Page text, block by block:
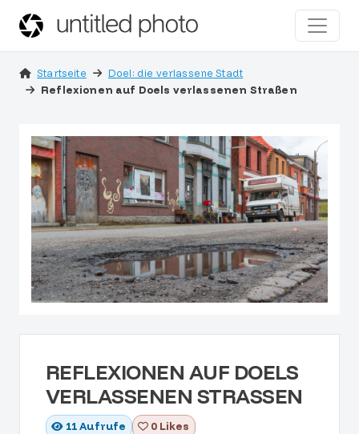
Startseite
Doel: die verlassene Stadt
Reflexionen auf Doels verlassenen Straßen
REFLEXIONEN AUF DOELS
VERLASSENEN STRASSEN
11Aufrufe 0 Likes